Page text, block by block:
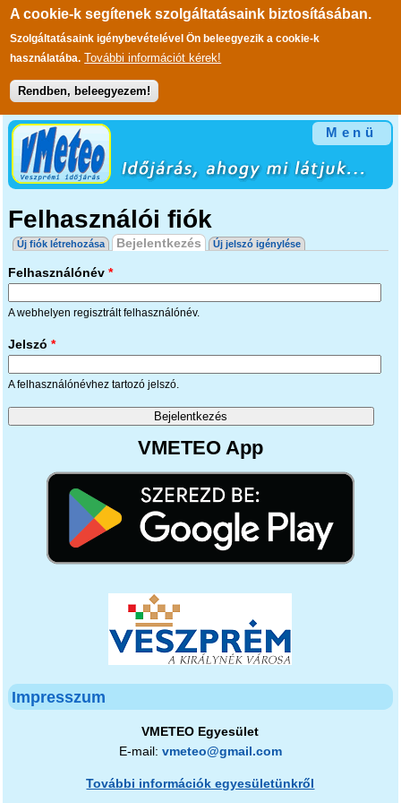
A cookie-k segítenek szolgáltatásaink biztosításában.
Szolgáltatásaink igénybevételével Ön beleegyezik a cookie-k
használatába. További információt kérek!
Rendben, beleegyezem!
Ugrás a tartalomra
Menü
Felhasználói fiók
Elsődleges fülek
Új fiók létrehozása Bejelentkezés (aktív fül)
Új jelszó igénylése
Felhasználónév *
A webhelyen regisztrált felhasználónév.
Jelszó *
A felhasználónévhez tartozó jelszó.
VMETEO App
Impresszum
VMETEO Egyesület
E-mail: vmeteo@gmail.com
További információk egyesületünkről